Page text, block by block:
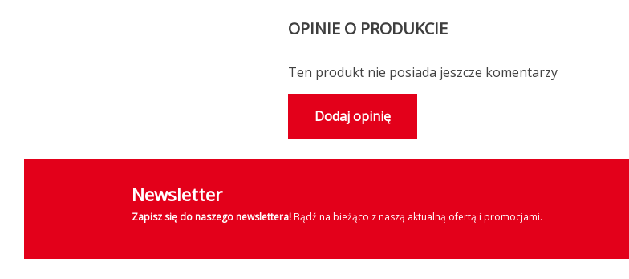
OPINIE O PRODUKCIE
Ten produkt nie posiada jeszcze komentarzy
Dodaj opinię
Newsletter
Zapisz się do naszego newslettera!Bądź na bieżąco z naszą aktualną ofertą i promocjami.